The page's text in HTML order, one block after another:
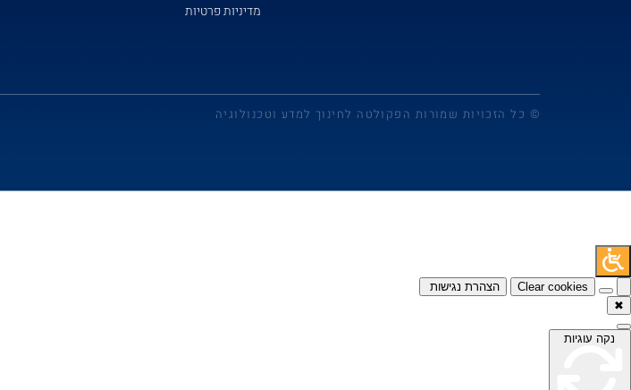
מדיניות פרטיות
© כל הזכויות שמורות הפקולטה לחינוך למדע וטכנולוגיה
Clear cookies
הצהרת נגישות
✖
נקה עוגיות